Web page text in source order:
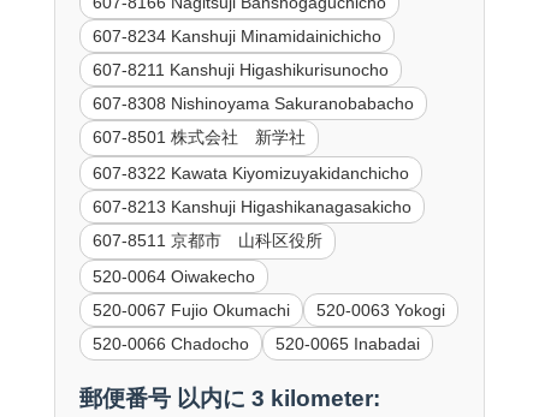
607-8234 Kanshuji Minamidainichicho
607-8211 Kanshuji Higashikurisunocho
607-8308 Nishinoyama Sakuranobabacho
607-8501 株式会社 新学社
607-8322 Kawata Kiyomizuyakidanchicho
607-8213 Kanshuji Higashikanagasakicho
607-8511 京都市 山科区役所
520-0064 Oiwakecho
520-0067 Fujio Okumachi
520-0063 Yokogi
520-0066 Chadocho
520-0065 Inabadai
郵便番号 以内に 3 kilometer: